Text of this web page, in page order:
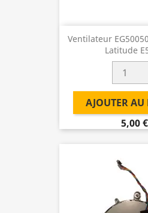
Ventilateur
Latitude
AJOUTER
5,00 €